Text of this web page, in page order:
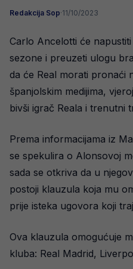
Redakcija Sop·11/10/2023
Carlo Ancelotti će
sezone i preuzeti ulogu
da će Real morati pronaći
španjolskim medijima,
bivši igrač Reala i trenutni
Prema informacijama iz
se spekulira o Alonsovoj
sada se otkriva da u
postoji klauzula koja mu
prije isteka ugovora koji
Ova klauzula omogućuje
kluba: Real Madrid,